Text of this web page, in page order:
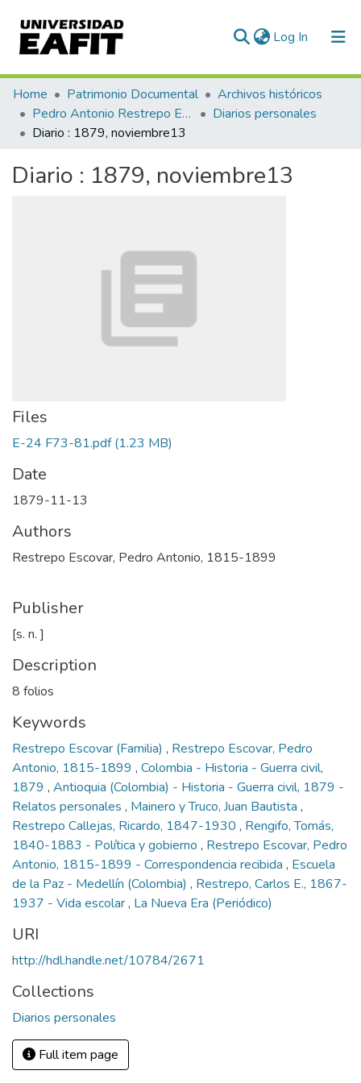
Log In (current)
Communities & Collections
All of DSpace
Home Patrimonio Documental
Archivos históricos
Pedro Antonio Restrepo Escovar
Diarios personales
Diario : 1879, noviembre13
Diario : 1879, noviembre13
Files
E-24 F73-81.pdf(1.23 MB)
Date
1879-11-13
Authors
Restrepo Escovar, Pedro Antonio, 1815-1899
Publisher
[s. n. ]
Description
8 folios
Keywords
Restrepo Escovar (Familia) , Restrepo Escovar, Pedro
Antonio, 1815-1899 , Colombia - Historia - Guerra civil,
1879 , Antioquia (Colombia) - Historia - Guerra civil, 1879 -
Relatos personales , Mainero y Truco, Juan Bautista ,
Restrepo Callejas, Ricardo, 1847-1930 , Rengifo, Tomás,
1840-1883 - Política y gobierno , Restrepo Escovar, Pedro
Antonio, 1815-1899 - Correspondencia recibida , Escuela
de la Paz - Medellín (Colombia) , Restrepo, Carlos E., 1867-
1937 - Vida escolar, La Nueva Era (Periódico)
URI
http://hdl.handle.net/10784/2671
Collections
Diarios personales
Full item page